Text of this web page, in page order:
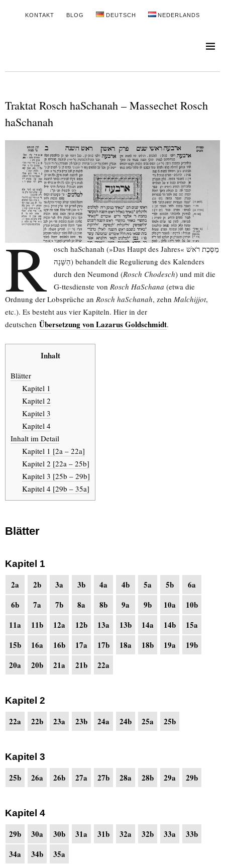
KONTAKT BLOG DEUTSCH NEDERLANDS
Traktat Rosch haSchanah – Massechet Rosch
haSchanah
R
osch haSchanah (»Das Haupt des Jahres« מַסֶּכֶת רֹאשׁ
הַשָּׁנָה) behandelt die Regulierung des Kalenders
durch den Neumond (Rosch Chodesch) und mit die
G-ttesdienste von Rosch HaSchana (etwa die
Ordnung der Lobsprüche an Rosch haSchanah, zehn Malchijjot,
etc.). Es besteht aus vier Kapiteln. Hier in der
deutschen Übersetzung von Lazarus Goldschmidt.
Inhalt
Blätter
Kapitel 1
Kapitel 2
Kapitel 3
Kapitel 4
Inhalt im Detail
Kapitel 1 [2a – 22a]
Kapitel 2 [22a – 25b]
Kapitel 3 [25b – 29b]
Kapitel 4 [29b – 35a]
Blätter
Kapitel 1
2a 2b 3a 3b 4a 4b 5a 5b
6a
6b
7a 7b 8a 8b 9a 9b 10a
10b
11a
11b 12a 12b 13a 13b 14a 14b
15a
15b
16a 16b 17a 17b 18a 18b 19a
19b
20a
20b 21a 21b 22a
Kapitel 2
22a 22b 23a 23b 24a 24b 25a 25b
Kapitel 3
25b 26a 26b 27a 27b 28a 28b 29a 29b
Kapitel 4
29b 30a 30b 31a 31b 32a 32b 33a
33b
34a
34b 35a